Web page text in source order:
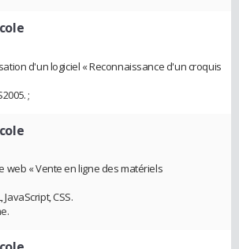
d'un logiciel « Reconnaissance d'un croquis
;
web « Vente en ligne des matériels
JavaScript, CSS.